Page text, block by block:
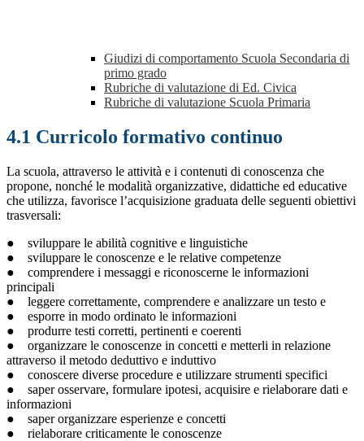
Giudizi di comportamento Scuola Secondaria di
primo grado
Rubriche di valutazione di Ed. Civica
Rubriche di valutazione Scuola Primaria
4.1 Curricolo formativo continuo
La scuola, attraverso le attività e i contenuti di conoscenza che
propone, nonché le modalità organizzative, didattiche ed educative
che utilizza, favorisce l’acquisizione graduata delle seguenti obiettivi
trasversali:
● sviluppare le abilità cognitive e linguistiche
● sviluppare le conoscenze e le relative competenze
● comprendere i messaggi e riconoscerne le informazioni
principali
● leggere correttamente, comprendere e analizzare un testo e
● esporre in modo ordinato le informazioni
● produrre testi corretti, pertinenti e coerenti
● organizzare le conoscenze in concetti e metterli in relazione
attraverso il metodo deduttivo e induttivo
● conoscere diverse procedure e utilizzare strumenti specifici
● saper osservare, formulare ipotesi, acquisire e rielaborare dati e
informazioni
● saper organizzare esperienze e concetti
● rielaborare criticamente le conoscenze